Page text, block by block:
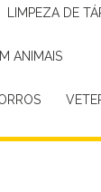
LIMPEZA DE
ANIMAIS